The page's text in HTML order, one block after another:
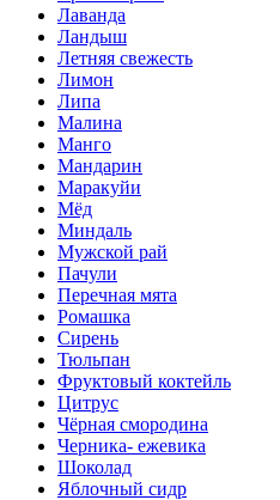
Лаванда
Ландыш
Летняя свежесть
Лимон
Липа
Малина
Манго
Мандарин
Маракуйи
Мёд
Миндаль
Мужской рай
Пачули
Перечная мята
Ромашка
Сирень
Тюльпан
Фруктовый коктейль
Цитрус
Чёрная смородина
Черника- ежевика
Шоколад
Яблочный сидр